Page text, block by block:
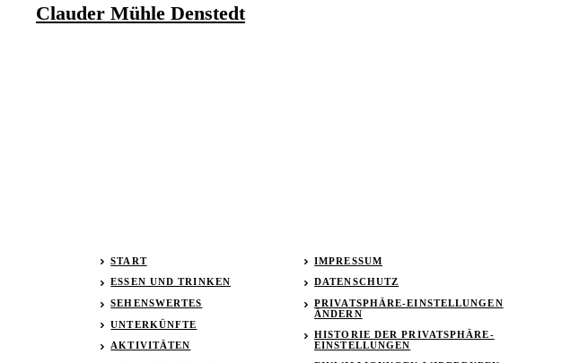
Clauder Mühle Denstedt
START
ESSEN UND TRINKEN
SEHENSWERTES
UNTERKÜNFTE
AKTIVITÄTEN
IMPRESSUM
DATENSCHUTZ
PRIVATSPHÄRE-EINSTELLUNGEN
ÄNDERN
HISTORIE DER PRIVATSPHÄRE-
EINSTELLUNGEN